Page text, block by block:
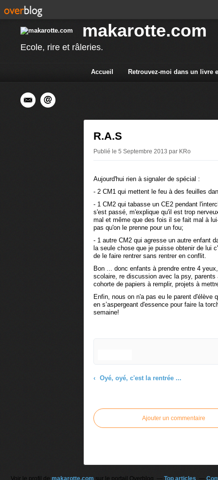
makarotte.com
Ecole, rire et râleries.
Accueil Retrouvez-moi dans un livre
R.A.S
Publié le 5 Septembre 2013 par KRo
Aujourd'hui rien à signaler de spécial :
- 2 CM1 qui mettent le feu à des feuilles
- 1 CM2 qui tabasse un CE2 pendant
s'est passé, m'explique qu'il est trop
mal et même que des fois il se fait mal à
pas qu'on le prenne pour un fou;
- 1 autre CM2 qui agresse un autre enfant
la seule chose que je puisse obtenir de lui
de le faire rentrer sans rentrer en conflit.
Bon ... donc enfants à prendre entre 4
scolaire, re discussion avec la psy,
cohorte de papiers à remplir, projets à
Enfin, nous on n'a pas eu le parent d'élève
en s’aspergeant d'essence pour faire la
semaine!
Oyé, oyé, c'est la rentrée ...
Ajouter un commentaire
Voir le profil de makarotte.com sur le portail Overblog Top articles